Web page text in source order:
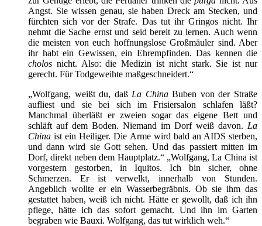
Angst. Sie wissen genau, sie haben Dreck am Stecken, und
fürchten sich vor der Strafe. Das tut ihr Gringos nicht. Ihr
nehmt die Sache ernst und seid bereit zu lernen. Auch wenn
die meisten von euch hoffnungslose Großmäuler sind. Aber
ihr habt ein Gewissen, ein Ehrempfinden. Das kennen die
cholos nicht. Also: die Medizin ist nicht stark. Sie ist nur
gerecht. Für Todgeweihte maßgeschneidert.“
„Wolfgang, weißt du, daß La ChinaBuben von der Straße
aufliest und sie bei sich im Frisiersalon schlafen läßt?
Manchmal überläßt er zweien sogar das eigene Bett und
schläft auf dem Boden. Niemand im Dorf weiß davon. La
China ist ein Heiliger. Die Arme wird bald an AIDS sterben,
und dann wird sie Gott sehen. Und das passiert mitten im
Dorf, direkt neben dem Hauptplatz.“ „Wolfgang, La China ist
vorgestern gestorben, in Iquitos. Ich bin sicher, ohne
Schmerzen. Er ist verwelkt, innerhalb von Stunden.
Angeblich wollte er ein Wasserbegräbnis. Ob sie ihm das
gestattet haben, weiß ich nicht. Hätte er gewollt, daß ich ihn
pflege, hätte ich das sofort gemacht. Und ihn im Garten
begraben wie Bauxi. Wolfgang, das tut wirklich weh.“